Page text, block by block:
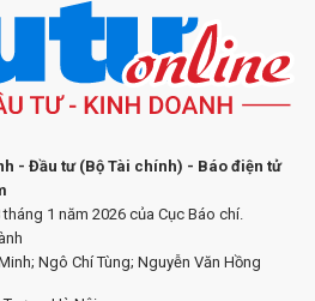
- Đầu tư (Bộ Tài chính) - Báo điện tử
1 năm 2026 của Cục Báo chí.
Ngô Chí Tùng; Nguyễn Văn Hồng